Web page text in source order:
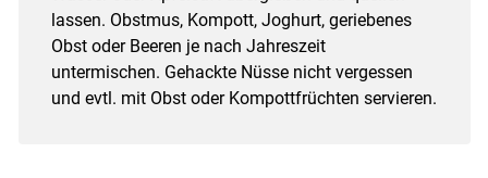
lassen. Obstmus, Kompott, Joghurt, geriebenes
Obst oder Beeren je nach Jahreszeit
untermischen. Gehackte Nüsse nicht vergessen
und evtl. mit Obst oder Kompottfrüchten servieren.